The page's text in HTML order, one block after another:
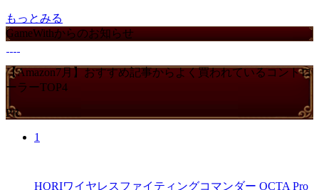
もっとみる
GameWithからのお知らせ
【Amazon7月】おすすめ記事からよく買われているコントロ
ーラーTOP4
PR
1
HORIワイヤレスファイティングコマンダー OCTA Pro